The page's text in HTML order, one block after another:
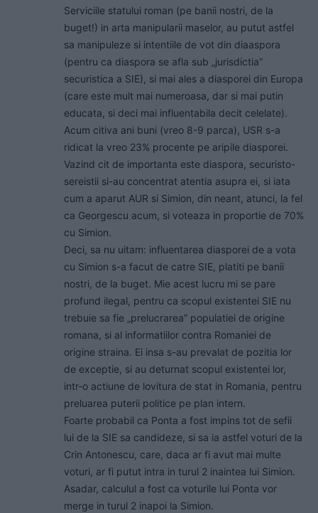
Serviciile statului roman (pe banii nostri, de la
buget!) in arta manipularii maselor, au putut astfel
sa manipuleze si intentiile de vot din diaaspora
(pentru ca diaspora se afla sub „jurisdictia”
securistica a SIE), si mai ales a diasporei din Europa
(care este mult mai numeroasa, dar si mai putin
educata, si deci mai influentabila decit celelate).
Acum citiva ani buni (vreo 8-9 parca), USR s-a
ridicat la vreo 23% procente pe aripile diasporei.
Vazind cit de importanta este diaspora, securisto-
sereistii si-au concentrat atentia asupra ei, si iata
cum a aparut AUR si Simion, din neant, atunci, la fel
ca Georgescu acum, si voteaza in proportie de 70%
cu Simion.
Deci, sa nu uitam: influentarea diasporei de a vota
cu Simion s-a facut de catre SIE, platiti pe banii
nostri, de la buget. Mie acest lucru mi se pare
profund ilegal, pentru ca scopul existentei SIE nu
trebuie sa fie „prelucrarea” populatiei de origine
romana, si al informatiilor contra Romaniei de
origine straina. Ei insa s-au prevalat de pozitia lor
de exceptie, si au deturnat scopul existentei lor,
intr-o actiune de lovitura de stat in Romania, pentru
preluarea puterii politice pe plan intern.
Foarte probabil ca Ponta a fost impins tot de sefii
lui de la SIE sa candideze, si sa ia astfel voturi de la
Crin Antonescu, care, daca ar fi avut mai multe
voturi, ar fi putut intra in turul 2 inaintea lui Simion.
Asadar, calculul a fost ca voturile lui Ponta vor
merge in turul 2 inapoi la Simion.